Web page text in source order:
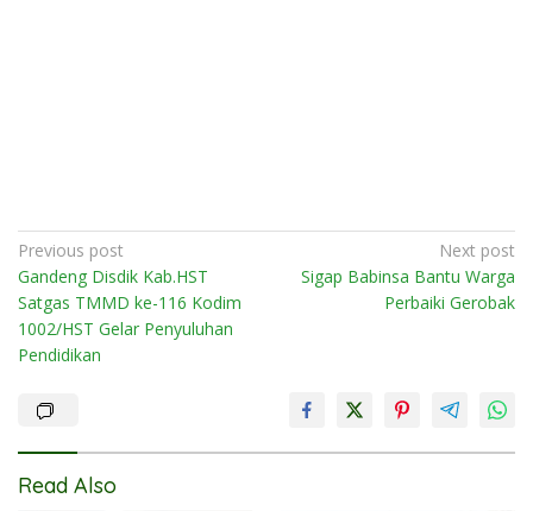
Post
navigation
Previous post
Gandeng Disdik Kab.HST
Satgas TMMD ke-116 Kodim
1002/HST Gelar Penyuluhan
Pendidikan
Next post
Sigap Babinsa Bantu Warga
Perbaiki Gerobak
Read Also